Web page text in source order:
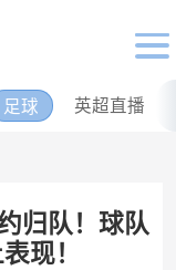
足球 英超直播
归队！球队
现！